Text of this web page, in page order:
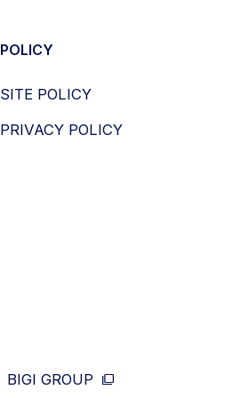
POLICY
SITE POLICY
PRIVACY POLICY
BIGI GROUP